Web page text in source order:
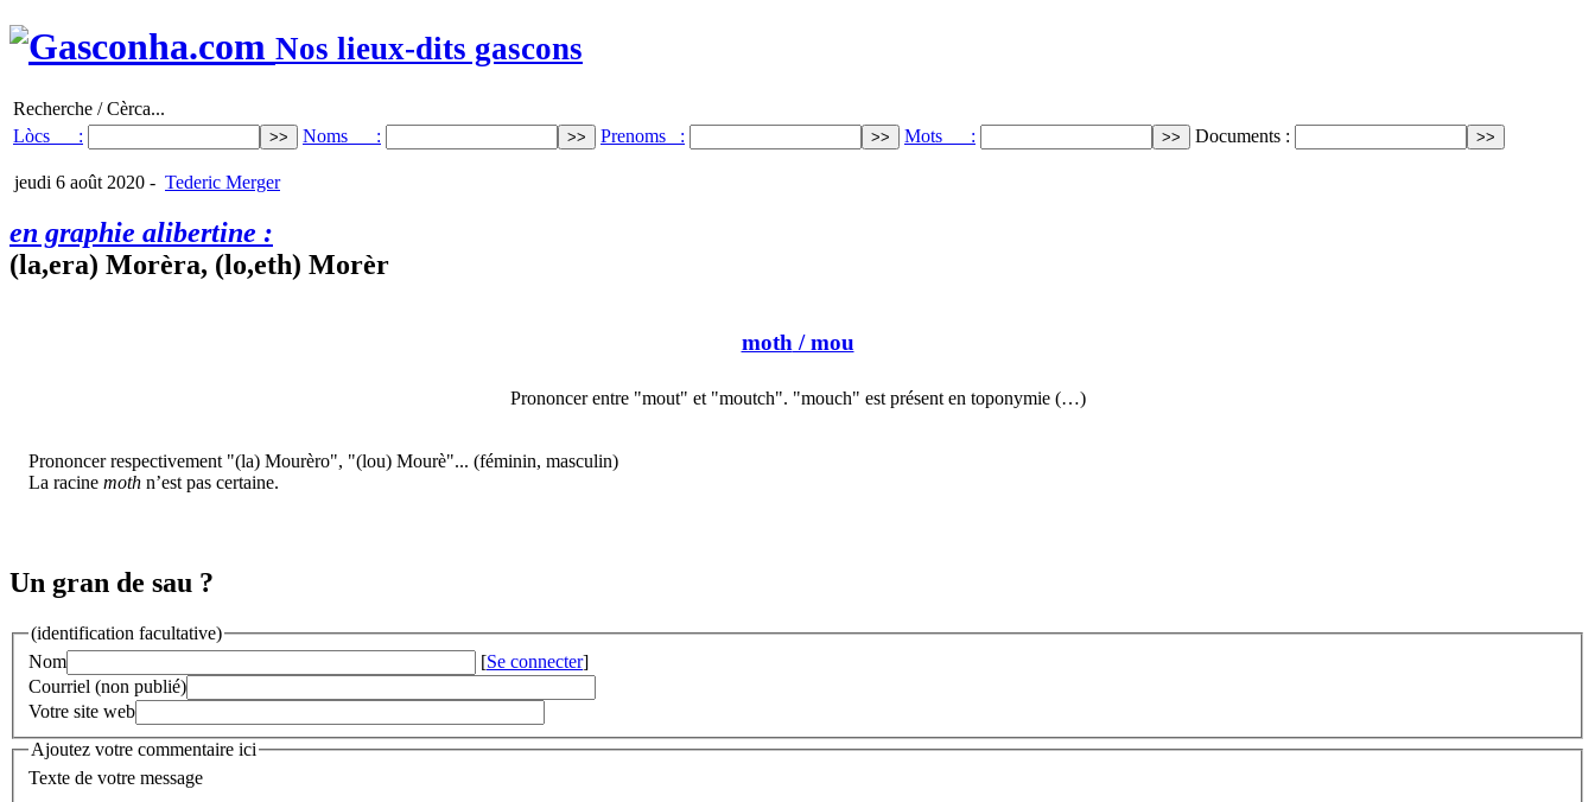
Nos lieux-dits gascons
Recherche / Cèrca...
Lòcs :
Noms : Prenoms : Mots : Documents :
jeudi 6 août 2020 - Tederic Merger
en graphie alibertine :
(la,era) Morèra, (lo,eth) Morèr
moth/ mou
Prononcer entre "mout" et "moutch". "mouch" est présent en toponymie (…)
Prononcer respectivement "(la) Mourèro", "(lou) Mourè"... (féminin, masculin)
La racine moth n’est pas certaine.
Un gran de sau ?
(identification facultative)
Nom
[Se connecter]
Courriel (non publié)
Votre site web
Ajoutez votre commentaire ici
Texte de votre message